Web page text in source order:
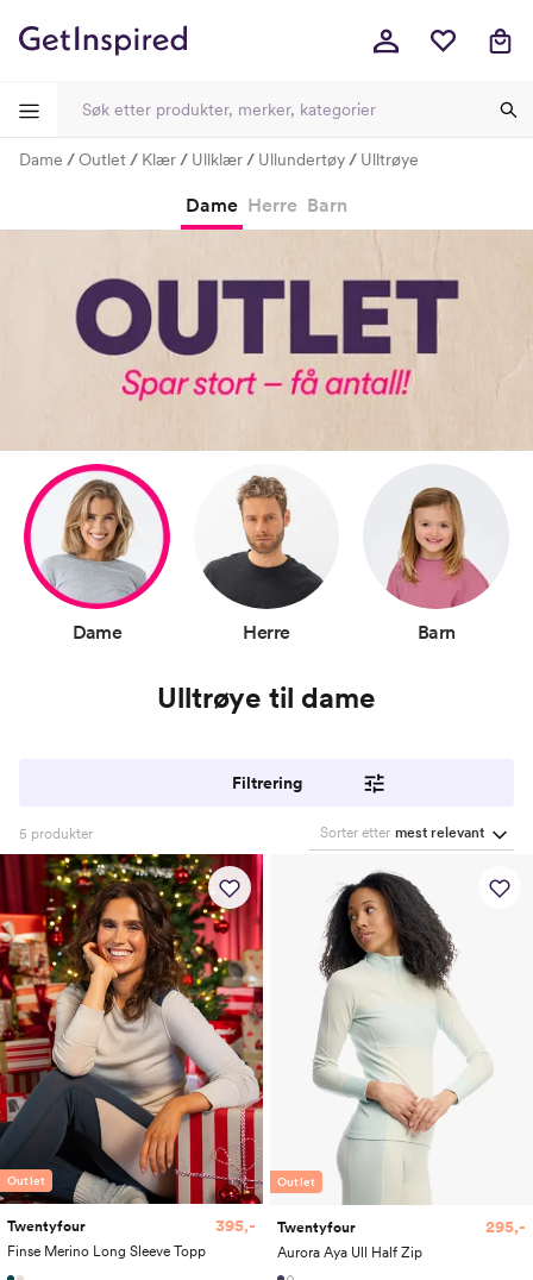
Dame Outlet Klær Ullklær Ullundertøy Ulltrøye
Dame Herre Barn
Dame Herre Barn
Ulltrøye til dame
Filtrering
5 produkter Sorter etter mest relevant
Outlet
Twentyfour
Finse Merino Long Sleeve Topp
395,-
Outlet
Twentyfour
Aurora Aya Ull Half Zip
295,-
----